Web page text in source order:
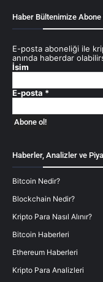
Haber Bültenimize Abone
E-posta aboneliği ile
anında haberdar
İsim
E-posta *
Haberler, Analizler ve
Bitcoin Nedir?
Blockchain Nedir?
Kripto Para Nasıl Alınır?
Bitcoin Haberleri
Ethereum Haberleri
Kripto Para Analizleri